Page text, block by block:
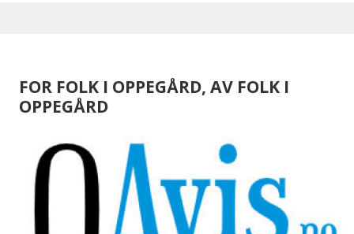
FOR FOLK I OPPEGÅRD, AV FOLK I
OPPEGÅRD